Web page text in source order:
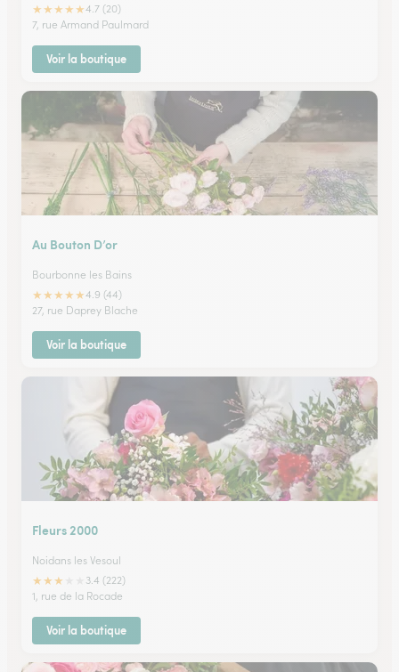
★★★★★4.7 (20)
7, rue Armand Paulmard
Voir la boutique
Au Bouton D’or
Bourbonne les Bains
★★★★★4.9 (44)
27, rue Daprey Blache
Voir la boutique
Fleurs 2000
Noidans les Vesoul
★★★
3.4 (222)
1, rue de la Rocade
Voir la boutique